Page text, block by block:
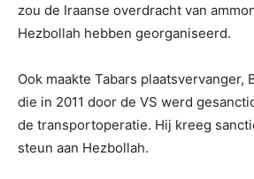
zou de Iraanse overdracht van
Hezbollah hebben georganiseerd.
Ook maakte Tabars plaatsvervanger,
die in 2011 door de VS werd
de transportoperatie. Hij kreeg
steun aan Hezbollah.